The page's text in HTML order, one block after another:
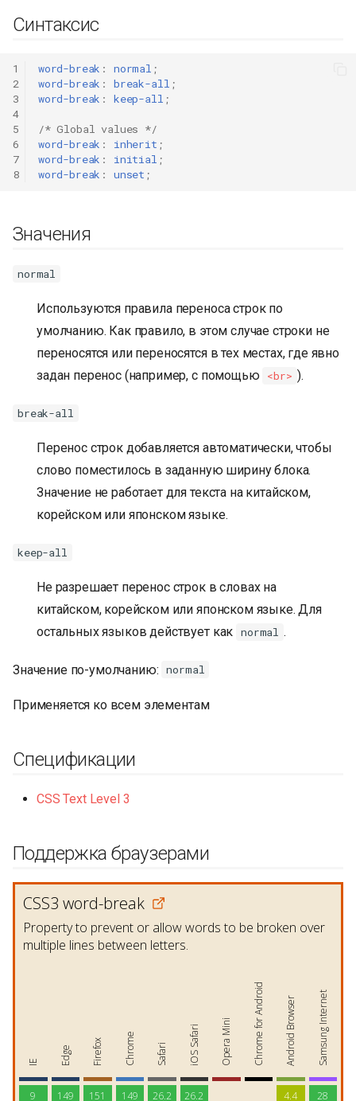
Синтаксис
1
2
3
4
5
6
7
8
word-break : normal ;
word-break : break-all ;
word-break : keep-all ;
/* Global values */
word-break : inherit ;
word-break : initial ;
word-break : unset ;
Значения
normal
Используются правила переноса строк по
умолчанию. Как правило, в этом случае строки не
переносятся или переносятся в тех местах, где явно
задан перенос (например, с помощью <br> ).
break-all
Перенос строк добавляется автоматически, чтобы
слово поместилось в заданную ширину блока.
Значение не работает для текста на китайском,
корейском или японском языке.
keep-all
Не разрешает перенос строк в словах на
китайском, корейском или японском языке. Для
остальных языков действует как normal .
Значение по-умолчанию: normal
Применяется ко всем элементам
Спецификации
CSS Text Level 3
Поддержка браузерами